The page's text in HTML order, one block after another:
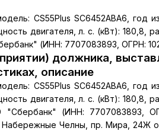
CS55Plus SC6452ABA6, год
двигателя, л. с. (кВт): 180,8,
(ИНН: 7707083893, ОГРН:
должника,
описание
CS55Plus SC6452ABA6, год
двигателя, л. с. (кВт): 180,8,
(ИНН: 7707083893,
Челны, пр. Мира, 24Ж